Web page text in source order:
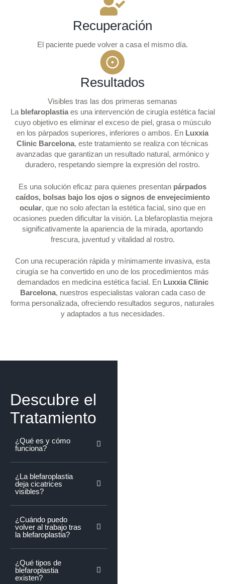
Recuperación
El paciente puede volver a casa el mismo día.
Resultados
Visibles tras las dos primeras semanas
La blefaroplastiaes una intervención de cirugía estética facial
cuyo objetivo es eliminar el exceso de piel, grasa o músculo
en los párpados superiores, inferiores o ambos. En Luxxia
Clinic Barcelona, este tratamiento se realiza con técnicas
avanzadas que garantizan un resultado natural, armónico y
duradero, respetando siempre la expresión del rostro.
Es una solución eficaz para quienes presentan párpados
caídos, bolsas bajo los ojos o signos de envejecimiento
ocular, que no solo afectan la estética facial, sino que en
ocasiones pueden dificultar la visión. La blefaroplastia mejora
significativamente la apariencia de la mirada, aportando
frescura, juventud y vitalidad al rostro.
Con una recuperación rápida y mínimamente invasiva, esta
cirugía se ha convertido en uno de los procedimientos más
demandados en medicina estética facial. En Luxxia Clinic
Barcelona, nuestros especialistas valoran cada caso de
forma personalizada, ofreciendo resultados seguros, naturales
y adaptados a tus necesidades.
Descubre el
Tratamiento
¿Qué es y cómo
funciona?
¿La blefaroplastia
deja cicatrices
visibles?
¿Cuándo puedo
volver al trabajo tras
la blefaroplastia?
¿Qué tipos de
blefaroplastia
existen?